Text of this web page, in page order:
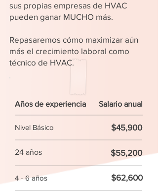
sus propias empresas de HVAC
pueden ganar MUCHO más.
Repasaremos cómo maximizar aún
más el crecimiento laboral como
técnico de HVAC.
Años de experiencia Salario anual
Nivel Básico $45,900
24 años $55,200
4 - 6 años $62,600